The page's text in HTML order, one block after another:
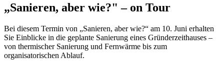
„Sanieren, aber wie?" – on Tour
Bei diesem Termin von „Sanieren, aber wie?“ am 10. Juni erhalten
Sie Einblicke in die geplante Sanierung eines Gründerzeithauses –
von thermischer Sanierung und Fernwärme bis zum
organisatorischen Ablauf.